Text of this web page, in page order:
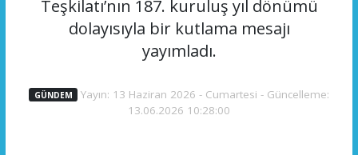
Teşkilatı’nın 187. kuruluş yıl dönümü
dolayısıyla bir kutlama mesajı
yayımladı.
GÜNDEM
Yayın: 13 Haziran 2026 - Cumartesi - Güncelleme:
13.06.2026 10:28:00